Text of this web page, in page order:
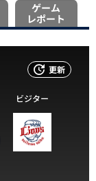
ゲーム
レポート
更新
ビジター